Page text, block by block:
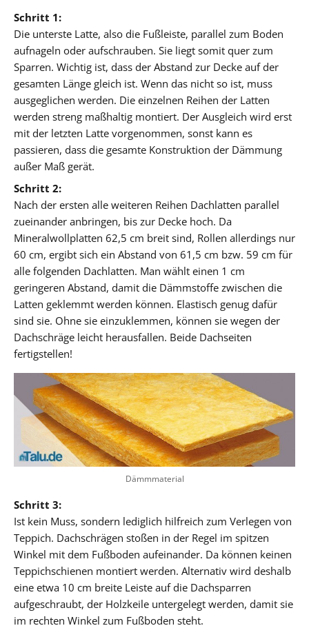
Schritt 1:
Die unterste Latte, also die Fußleiste, parallel zum Boden
aufnageln oder aufschrauben. Sie liegt somit quer zum
Sparren. Wichtig ist, dass der Abstand zur Decke auf der
gesamten Länge gleich ist. Wenn das nicht so ist, muss
ausgeglichen werden. Die einzelnen Reihen der Latten
werden streng maßhaltig montiert. Der Ausgleich wird erst
mit der letzten Latte vorgenommen, sonst kann es
passieren, dass die gesamte Konstruktion der Dämmung
außer Maß gerät.
Schritt 2:
Nach der ersten alle weiteren Reihen Dachlatten parallel
zueinander anbringen, bis zur Decke hoch. Da
Mineralwollplatten 62,5 cm breit sind, Rollen allerdings nur
60 cm, ergibt sich ein Abstand von 61,5 cm bzw. 59 cm für
alle folgenden Dachlatten. Man wählt einen 1 cm
geringeren Abstand, damit die Dämmstoffe zwischen die
Latten geklemmt werden können. Elastisch genug dafür
sind sie. Ohne sie einzuklemmen, können sie wegen der
Dachschräge leicht herausfallen. Beide Dachseiten
fertigstellen!
Dämmmaterial
Schritt 3:
Ist kein Muss, sondern lediglich hilfreich zum Verlegen von
Teppich. Dachschrägen stoßen in der Regel im spitzen
Winkel mit dem Fußboden aufeinander. Da können keinen
Teppichschienen montiert werden. Alternativ wird deshalb
eine etwa 10 cm breite Leiste auf die Dachsparren
aufgeschraubt, der Holzkeile untergelegt werden, damit sie
im rechten Winkel zum Fußboden steht.